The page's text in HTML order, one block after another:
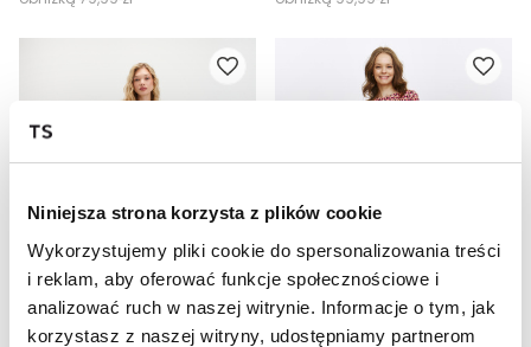
Niniejsza strona korzysta z plików cookie
Wykorzystujemy pliki cookie do spersonalizowania treści
i reklam, aby oferować funkcje społecznościowe i
analizować ruch w naszej witrynie. Informacje o tym, jak
korzystasz z naszej witryny, udostępniamy partnerom
SALE
SALE
HOT